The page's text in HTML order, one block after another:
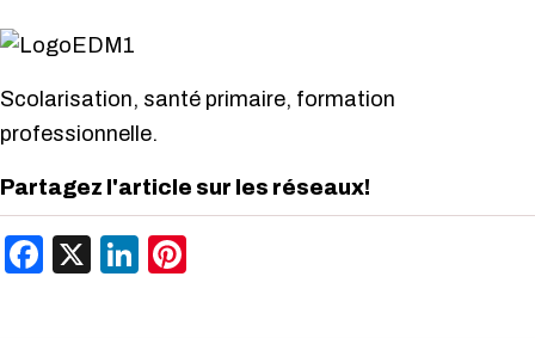
Scolarisation, santé primaire, formation
professionnelle.
Partagez l'article sur les réseaux!
Facebook
X LinkedIn